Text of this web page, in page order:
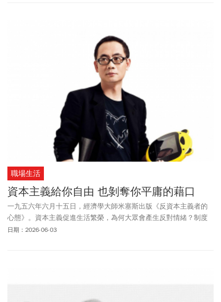
職場生活
資本主義給你自由 也剝奪你平庸的藉口
一九五六年六月十五日，經濟學大師米塞斯出版《反資本主義者的
心態》。資本主義促進生活繁榮，為何大眾會產生反對情緒？制度
有待完善，逃避責任與競爭的心態更值得省思。
日期：2026-06-03